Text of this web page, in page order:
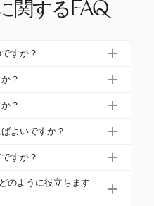
関するFAQ
すか？
がどれだけ使用され
最適な稼働率は、利益
？
割り、100を掛けて稼働
した場合、稼働率は(1
？
80%から85%の範囲
を可能にします。7
よいですか？
集、製造スケジュー
需要に合わせた生産
化し、労働力のト
すか？
生産性などの内部要
ェーンの問題などの外
のように役立ちます